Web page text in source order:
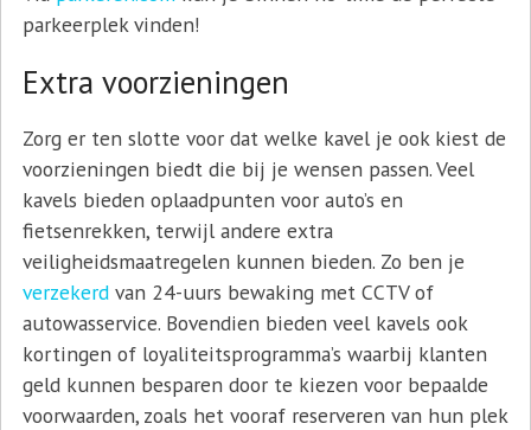
parkeerplek vinden!
Extra voorzieningen
Zorg er ten slotte voor dat welke kavel je ook kiest de
voorzieningen biedt die bij je wensen passen. Veel
kavels bieden oplaadpunten voor auto’s en
fietsenrekken, terwijl andere extra
veiligheidsmaatregelen kunnen bieden. Zo ben je
verzekerdvan 24-uurs bewaking met CCTV of
autowasservice. Bovendien bieden veel kavels ook
kortingen of loyaliteitsprogramma’s waarbij klanten
geld kunnen besparen door te kiezen voor bepaalde
voorwaarden, zoals het vooraf reserveren van hun plek